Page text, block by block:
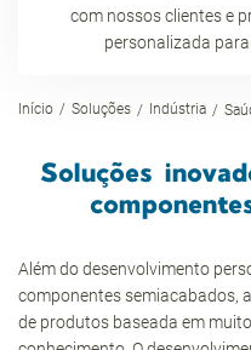
com nossos clientes e
personalizada
Início Soluções Indústria
Soluções
Além do desenvolvimento
componentes semiacabados,
de produtos baseada em